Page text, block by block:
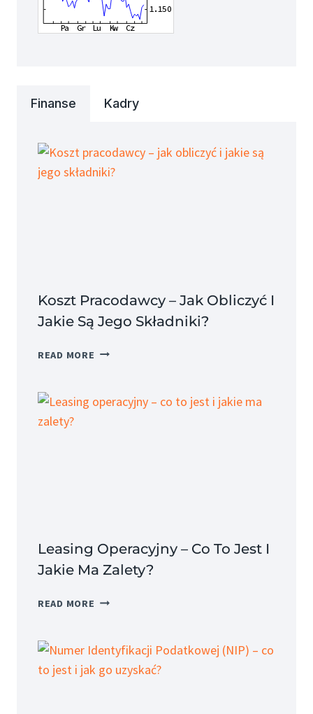
Finanse Kadry
Koszt Pracodawcy – Jak Obliczyć I
Jakie Są Jego Składniki?
READ MORE KOSZT
JAK
Leasing Operacyjny – Co To Jest I
Jakie Ma Zalety?
READ MORE LEASING
CO
JEST